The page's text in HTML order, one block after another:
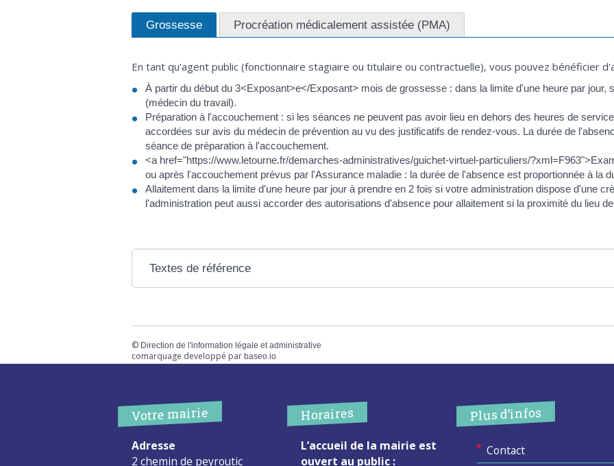
Grossesse Procréation médicalement assistée (PMA)
En tant qu'agent public (fonctionnaire stagiaire ou titulaire ou contractuelle), vous pouvez bénéficier
À partir du début du 3<Exposant>e</Exposant> mois de grossesse : dans la limite d'une heure par jour,
(médecin du travail).
Préparation à l'accouchement : si les séances ne peuvent pas avoir lieu en dehors des heures de
accordées sur avis du médecin de prévention au vu des justificatifs de rendez-vous. La durée de
séance de préparation à l'accouchement.
<a href="https://www.letourne.fr/demarches-administratives/guichet-virtuel-particuliers/
ou après l'accouchement prévus par l'Assurance maladie : la durée de l'absence est proportionnée à la
Allaitement dans la limite d'une heure par jour à prendre en 2 fois si votre administration dispose d'une
l'administration peut aussi accorder des autorisations d'absence pour allaitement si la proximité du lieu
Textes de référence
© Direction de l'information légale et administrative
comarquage developpé par baseo.io
Votre mairie
Adresse
2 chemin de peyroutic
Horaires
L’accueil de la mairie est
ouvert au public :
Plus d’infos
Contact